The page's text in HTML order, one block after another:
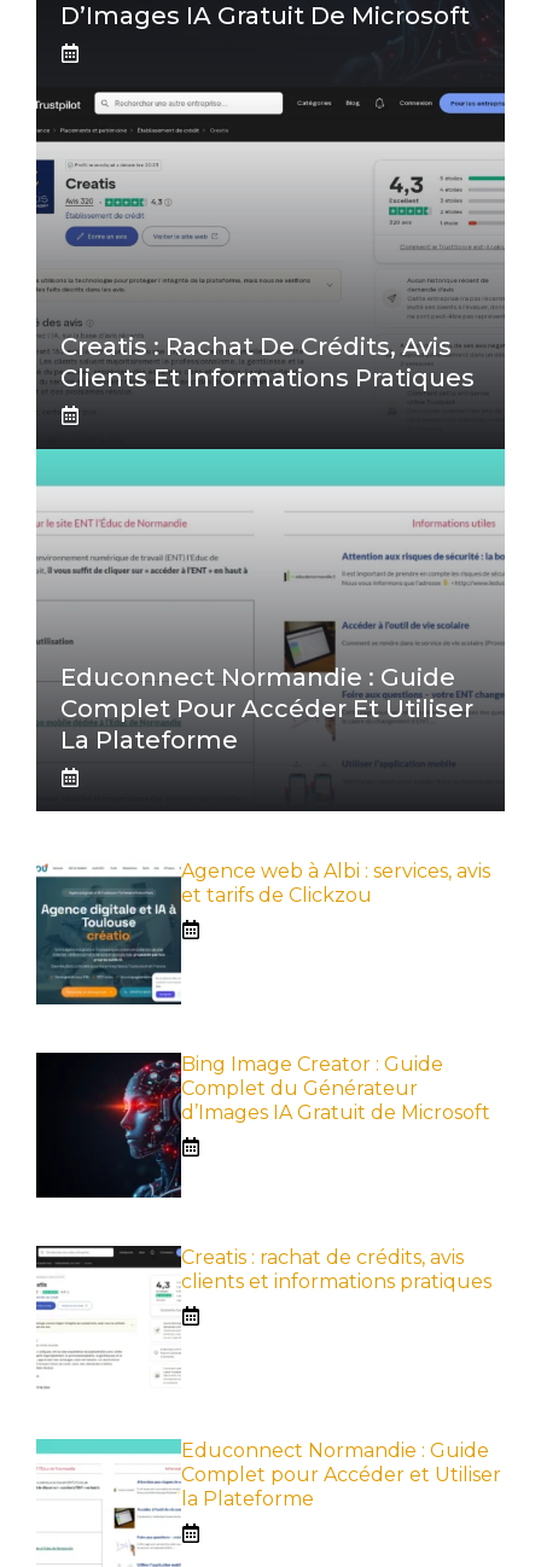
D’Images IA Gratuit De Microsoft
Creatis : Rachat De Crédits, Avis
Clients Et Informations Pratiques
Educonnect Normandie : Guide
Complet Pour Accéder Et Utiliser
La Plateforme
Agence web à Albi : services, avis
et tarifs de Clickzou
Bing Image Creator : Guide
Complet du Générateur
d’Images IA Gratuit de Microsoft
Creatis : rachat de crédits, avis
clients et informations pratiques
Educonnect Normandie : Guide
Complet pour Accéder et Utiliser
la Plateforme